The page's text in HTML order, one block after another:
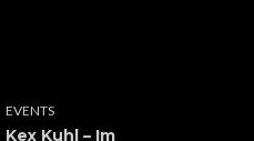
EVENTS
Kex Kuhl – Im